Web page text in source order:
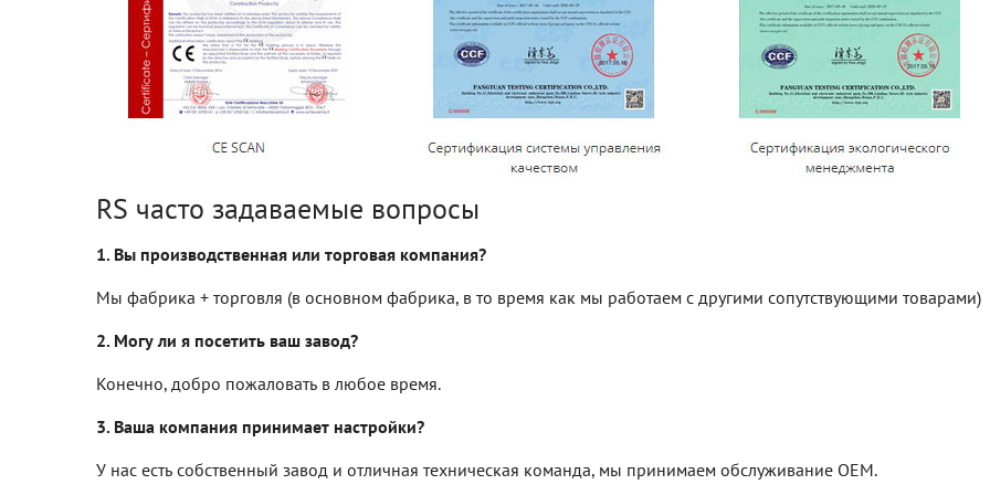
RS часто задаваемые вопросы
1. Вы производственная или торговая компания?
Мы фабрика + торговля (в основном фабрика, в то время как мы работаем с другими сопутствующими товарами)
2. Могу ли я посетить ваш завод?
Конечно, добро пожаловать в любое время.
3. Ваша компания принимает настройки?
У нас есть собственный завод и отличная техническая команда, мы принимаем обслуживание OEM.